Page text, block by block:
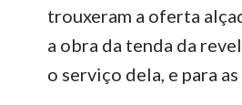
trouxeram a oferta
a obra da tenda da
o serviço dela, e para as